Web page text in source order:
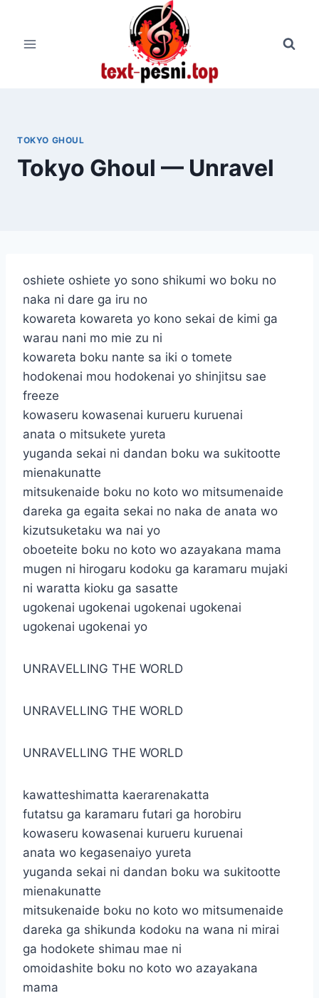
содержимому
TOKYO GHOUL
Tokyo Ghoul — Unravel
oshiete oshiete yo sono shikumi wo boku no
naka ni dare ga iru no
kowareta kowareta yo kono sekai de kimi ga
warau nani mo mie zu ni
kowareta boku nante sa iki o tomete
hodokenai mou hodokenai yo shinjitsu sae
freeze
kowaseru kowasenai kurueru kuruenai
anata o mitsukete yureta
yuganda sekai ni dandan boku wa sukitootte
mienakunatte
mitsukenaide boku no koto wo mitsumenaide
dareka ga egaita sekai no naka de anata wo
kizutsuketaku wa nai yo
oboeteite boku no koto wo azayakana mama
mugen ni hirogaru kodoku ga karamaru mujaki
ni waratta kioku ga sasatte
ugokenai ugokenai ugokenai ugokenai
ugokenai ugokenai yo
UNRAVELLING THE WORLD
UNRAVELLING THE WORLD
UNRAVELLING THE WORLD
kawatteshimatta kaerarenakatta
futatsu ga karamaru futari ga horobiru
kowaseru kowasenai kurueru kuruenai
anata wo kegasenaiyo yureta
yuganda sekai ni dandan boku wa sukitootte
mienakunatte
mitsukenaide boku no koto wo mitsumenaide
dareka ga shikunda kodoku na wana ni mirai
ga hodokete shimau mae ni
omoidashite boku no koto wo azayakana
mama